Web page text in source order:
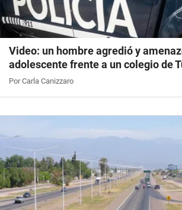
Video: un hombre agredió y
adolescente frente a un colegio de
Por Carla Canizzaro